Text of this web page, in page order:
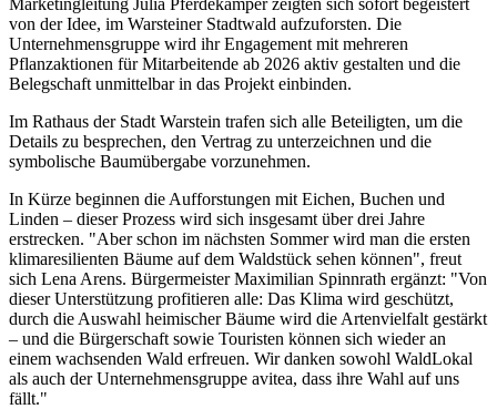
Marketingleitung Julia Pferdekämper zeigten sich sofort begeistert
von der Idee, im Warsteiner Stadtwald aufzuforsten. Die
Unternehmensgruppe wird ihr Engagement mit mehreren
Pflanzaktionen für Mitarbeitende ab 2026 aktiv gestalten und die
Belegschaft unmittelbar in das Projekt einbinden.
Im Rathaus der Stadt Warstein trafen sich alle Beteiligten, um die
Details zu besprechen, den Vertrag zu unterzeichnen und die
symbolische Baumübergabe vorzunehmen.
In Kürze beginnen die Aufforstungen mit Eichen, Buchen und
Linden – dieser Prozess wird sich insgesamt über drei Jahre
erstrecken. "Aber schon im nächsten Sommer wird man die ersten
klimaresilienten Bäume auf dem Waldstück sehen können", freut
sich Lena Arens. Bürgermeister Maximilian Spinnrath ergänzt: "Von
dieser Unterstützung profitieren alle: Das Klima wird geschützt,
durch die Auswahl heimischer Bäume wird die Artenvielfalt gestärkt
– und die Bürgerschaft sowie Touristen können sich wieder an
einem wachsenden Wald erfreuen. Wir danken sowohl WaldLokal
als auch der Unternehmensgruppe avitea, dass ihre Wahl auf uns
fällt."